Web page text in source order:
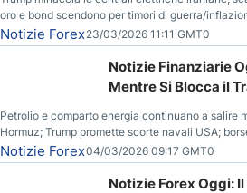
oro e bond scendono per timori di guerra/
correzione; il petrolio greggio resta stabile.
Notizie Forex23/03/2026 11:11 GMT0
Notizie Finanziarie
Mentre Si Blocca il
Petrolio e comparto energia continuano a salire
Hormuz; Trump promette scorte navali USA;
del gas naturale mette pressione all’euro.
Notizie Forex04/03/2026 09:17 GMT0
Notizie Forex Oggi: